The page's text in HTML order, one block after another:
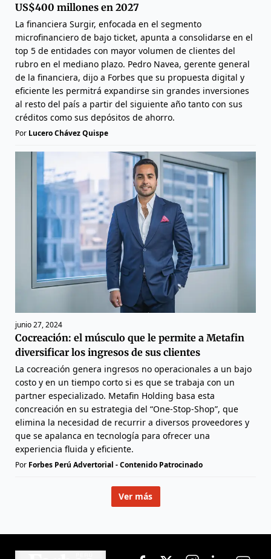
US$400 millones en 2027
La financiera Surgir, enfocada en el segmento
microfinanciero de bajo ticket, apunta a consolidarse en el
top 5 de entidades con mayor volumen de clientes del
rubro en el mediano plazo. Pedro Navea, gerente general
de la financiera, dijo a Forbes que su propuesta digital y
eficiente les permitrá expandirse sin grandes inversiones
al resto del país a partir del siguiente año tanto con sus
créditos como sus depósitos de ahorro.
Por Lucero Chávez Quispe
junio 27, 2024
Cocreación: el músculo que le permite a Metafin
diversificar los ingresos de sus clientes
La cocreación genera ingresos no operacionales a un bajo
costo y en un tiempo corto si es que se trabaja con un
partner especializado. Metafin Holding basa esta
concreación en su estrategia del “One-Stop-Shop”, que
elimina la necesidad de recurrir a diversos proveedores y
que se apalanca en tecnología para ofrecer una
experiencia fluida y eficiente.
Por Forbes Perú Advertorial - Contenido Patrocinado
Ver más